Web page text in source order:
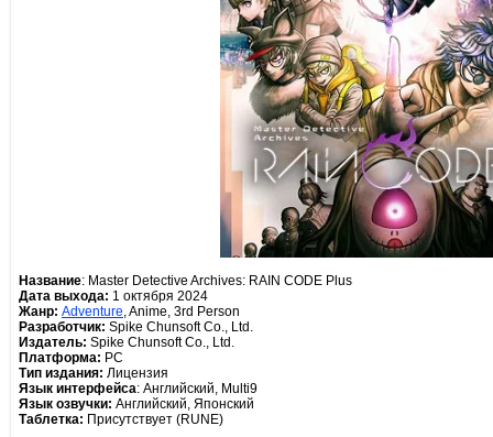
Название: Master Detective Archives: RAIN CODE Plus
Дата выхода: 1 октября 2024
Жанр: Adventure, Anime, 3rd Person
Разработчик: Spike Chunsoft Co., Ltd.
Издатель: Spike Chunsoft Co., Ltd.
Платформа: PC
Тип издания: Лицензия
Язык интерфейса: Английский, Multi9
Язык озвучки: Английский, Японский
Таблетка: Присутствует (RUNE)